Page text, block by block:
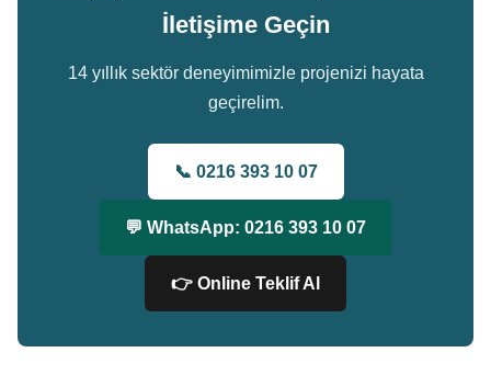
İletişime Geçin
14 yıllık sektör deneyimimizle projenizi hayata
geçirelim.
📞 0216 393 10 07
💬 WhatsApp: 0216 393 10 07
👉 Online Teklif Al